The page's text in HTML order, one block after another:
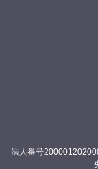
法人番号